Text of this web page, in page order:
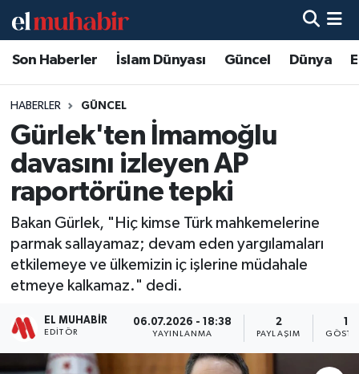
Son Haberler İslam Dünyası Güncel Dünya
HABERLER GÜNCEL
Gürlek'ten İmamoğlu
davasını izleyen AP
raportörüne tepki
Bakan Gürlek, "Hiç kimse Türk mahkemelerine
parmak sallayamaz; devam eden yargılamaları
etkilemeye ve ülkemizin iç işlerine müdahale
etmeye kalkamaz." dedi.
EL MUHABIR
EDITÖR
06.07.2026 - 18:38
YAYINLANMA
2
PAYLAŞIM
Hava Durumu
Trafik Durumu
Süper Lig Puan Durumu ve Fikstür
Tüm Manşetler
Son Dakika Haberleri
Haber Arşivi